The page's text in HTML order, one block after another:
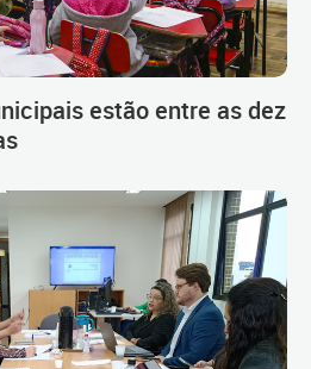
estão entre as dez